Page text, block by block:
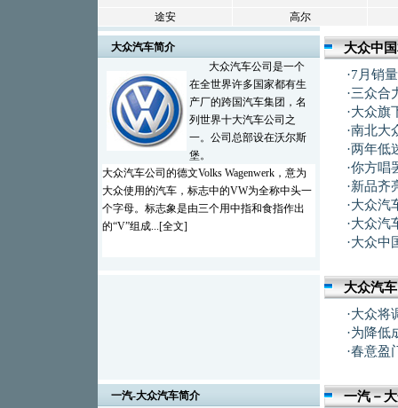
途安 高尔
大众汽车简介
大众汽车公司是一个
在全世界许多国家都有生
产厂的跨国汽车集团，名
列世界十大汽车公司之
一。公司总部设在沃尔斯
堡。
大众汽车公司的德文Volks Wagenwerk，意为
大众使用的汽车，标志中的VW为全称中头一
个字母。标志象是由三个用中指和食指作出
的“V”组成...[全文]
大众中
·7月销
·三众合
·大众旗
·南北大
·两年低
·你方唱
·新品齐
·大众汽
·大众汽
·大众中
大众汽
·大众将
·为降低
·春意盈
一汽-大众汽车简介
一汽－